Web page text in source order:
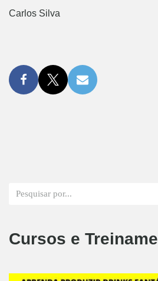
Carlos Silva
Cursos e